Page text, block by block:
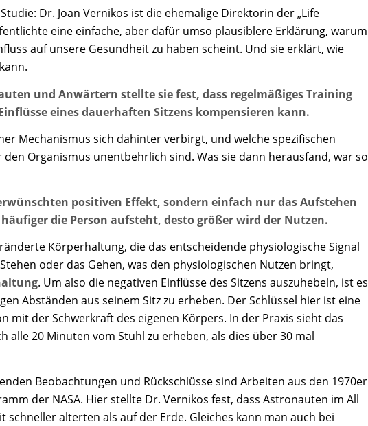
Dr. Joan Vernikos ist die ehemalige Direktorin der „Life
eine einfache, aber dafür umso plausiblere Erklärung, warum
auf unsere Gesundheit zu haben scheint. Und sie erklärt, wie
und Anwärtern stellte sie fest, dass regelmäßiges Training
eines dauerhaften Sitzens kompensieren kann.
Mechanismus sich dahinter verbirgt, und welche spezifischen
Organismus unentbehrlich sind. Was sie dann herausfand, war so
positiven Effekt, sondern einfach nur das Aufstehen
die Person aufsteht, desto größer wird der Nutzen.
Körperhaltung, die das entscheidende physiologische Signal
oder das Gehen, was den physiologischen Nutzen bringt,
. Um also die negativen Einflüsse des Sitzens auszuhebeln, ist es
Abständen aus seinem Sitz zu erheben. Der Schlüssel hier ist eine
der Schwerkraft des eigenen Körpers. In der Praxis sieht das
alle 20 Minuten vom Stuhl zu erheben, als dies über 30 mal
Beobachtungen und Rückschlüsse sind Arbeiten aus den 1970er
der NASA. Hier stellte Dr. Vernikos fest, dass Astronauten im All
schneller alterten als auf der Erde. Gleiches kann man auch bei